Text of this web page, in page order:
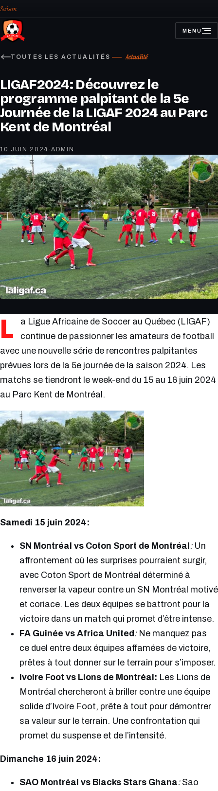
Saison
MENU
OUVRIR
LE
TOUTES LES ACTUALITÉS Actualité
LIGAF2024: Découvrez le
programme palpitant de la 5e
Journée de la LIGAF 2024 au Parc
Kent de Montréal
10 JUIN 2024 · ADMIN
L
a Ligue Africaine de Soccer au Québec (LIGAF)
continue de passionner les amateurs de football
avec une nouvelle série de rencontres palpitantes
prévues lors de la 5e journée de la saison 2024. Les
matchs se tiendront le week-end du 15 au 16 juin 2024
au Parc Kent de Montréal.
Samedi 15 juin 2024:
SN Montréal vs Coton Sport de Montréal:Un
affrontement où les surprises pourraient surgir,
avec Coton Sport de Montréal déterminé à
renverser la vapeur contre un SN Montréal motivé
et coriace. Les deux équipes se battront pour la
victoire dans un match qui promet d’être intense.
FA Guinée vs Africa United:Ne manquez pas
ce duel entre deux équipes affamées de victoire,
prêtes à tout donner sur le terrain pour s’imposer.
Ivoire Foot vs Lions de Montréal: Les Lions de
Montréal chercheront à briller contre une équipe
solide d’Ivoire Foot, prête à tout pour démontrer
sa valeur sur le terrain. Une confrontation qui
promet du suspense et de l’intensité.
Dimanche 16 juin 2024:
SAO Montréal vs Blacks Stars Ghana:Sao